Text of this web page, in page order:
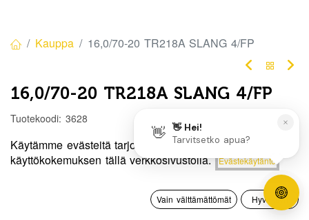
Hinta:
Lisää ostoskoriin
0
Toivelista Tili
Kauppa 16,0/70-20 TR218A SLANG 4/FP
16,0/70-20 TR218A SLANG 4/FP
Tuotekoodi: 3628
55,00€ / kpl
Käytämme evästeitä tarjotaksemme sinulle paremman
käyttökokemuksen tällä verkkosivustolla.
Evästekäytäntö
Vain välttämättömät Hyväksyn